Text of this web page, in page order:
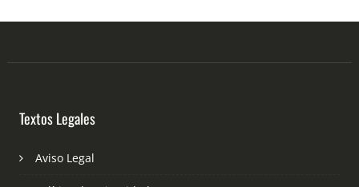
Textos Legales
Aviso Legal